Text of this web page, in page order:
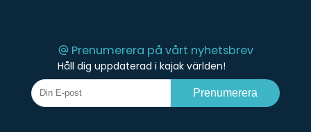
Prenumerera på vårt nyhetsbrev
Håll dig uppdaterad i kajak världen!
Prenumerera